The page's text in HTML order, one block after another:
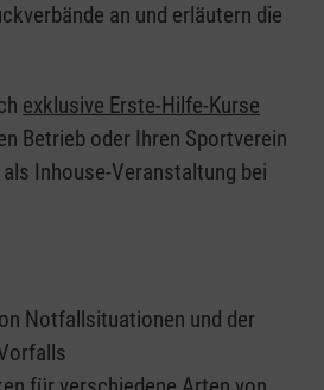
an und erläutern die
exklusive Erste-Hilfe-Kurse
Betrieb oder Ihren Sportverein
Inhouse-Veranstaltung bei
Notfallsituationen und der